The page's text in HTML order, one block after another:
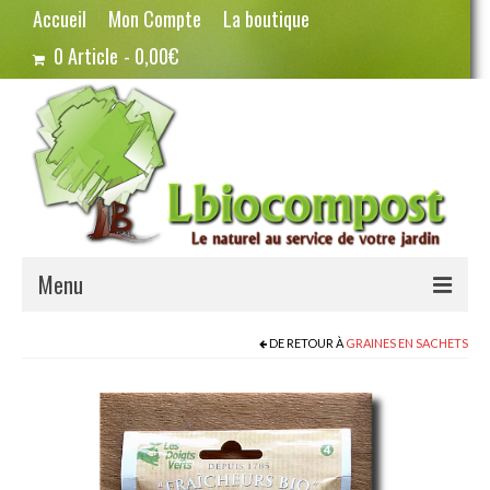
Accueil Mon Compte
La boutique
0 Article
0,00€
Menu
Potager – Graines
Haricots
Pois
DE RETOUR À GRAINES EN SACHETS